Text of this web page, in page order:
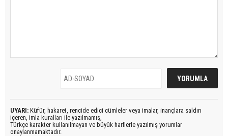
UYARI: Küfür, hakaret, rencide edici cümleler veya imalar, inançlara saldırı
içeren, imla kuralları ile yazılmamış,
Türkçe karakter kullanılmayan ve büyük harflerle yazılmış yorumlar
onaylanmamaktadır.